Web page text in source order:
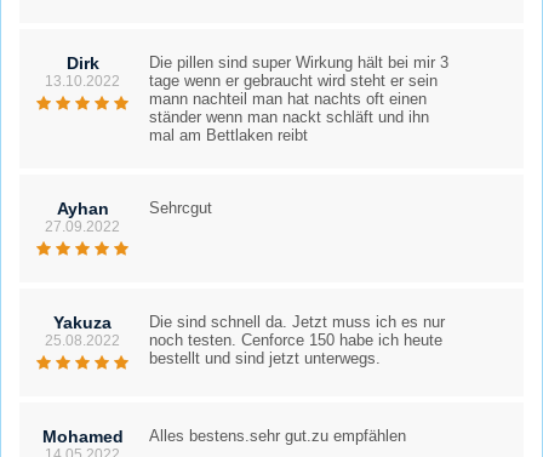
Dirk
13.10.2022
Die pillen sind super Wirkung hält bei mir 3
tage wenn er gebraucht wird steht er sein
mann nachteil man hat nachts oft einen
ständer wenn man nackt schläft und ihn
mal am Bettlaken reibt
Ayhan
27.09.2022
Sehrcgut
Yakuza
25.08.2022
Die sind schnell da. Jetzt muss ich es nur
noch testen. Cenforce 150 habe ich heute
bestellt und sind jetzt unterwegs.
Mohamed
14.05.2022
Alles bestens.sehr gut.zu empfählen